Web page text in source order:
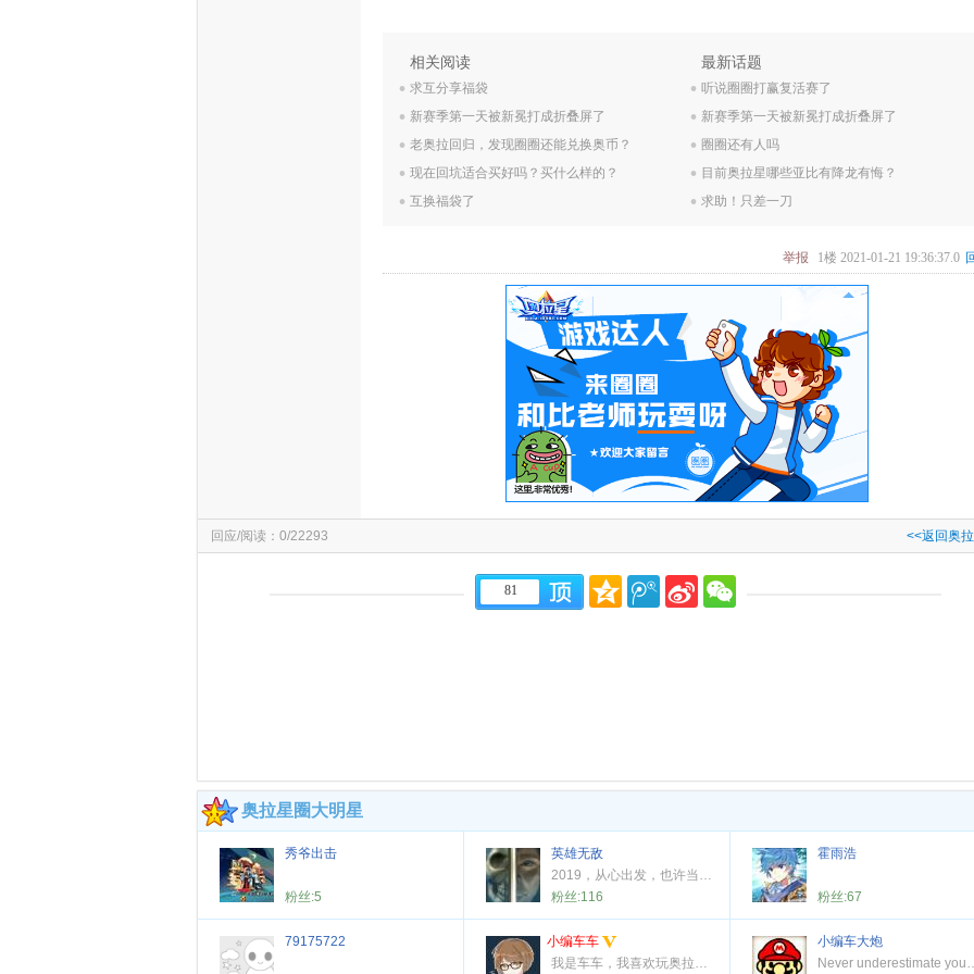
相关阅读
. 求互分享福袋
. 新赛季第一天被新冕打成折叠屏了
. 老奥拉回归，发现圈圈还能兑换奥币？
. 现在回坑适合买好吗？买什么样的？
. 互换福袋了
最新话题
. 听说圈圈打赢复活赛了
. 新赛季第一天被新冕打成折叠屏了
. 圈圈还有人吗
. 目前奥拉星哪些亚比有降龙有悔？
. 求助！只差一刀
举报 1楼 2021-01-21 19:36:37.0
<<返回奥
回应/阅读：0/22293
81
奥拉星圈大明星
秀爷出击
粉丝:5
英雄无敌
2019，从心出发，也许当一个人从不同的角度去观察世界，才能领略不一样的事物与真理
粉丝:116
霍雨浩
粉丝:67
79175722
小编车车
我是车车，我喜欢玩奥拉星！
小编车大炮
Never